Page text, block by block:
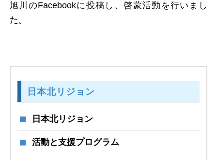
日本北リジョン
リンク
CONTACT
会員専用
旭川のFacebookに投稿し、啓蒙活動を行いまし
た。
日本北リジョン
日本北リジョン
活動と支援プログラム